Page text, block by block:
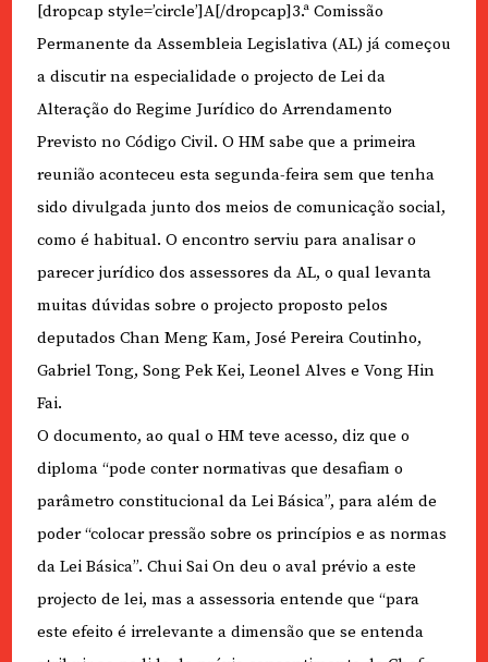
[dropcap style=’circle’]A[/dropcap]3.ª Comissão
Permanente da Assembleia Legislativa (AL) já começou
a discutir na especialidade o projecto de Lei da
Alteração do Regime Jurídico do Arrendamento
Previsto no Código Civil. O HM sabe que a primeira
reunião aconteceu esta segunda-feira sem que tenha
sido divulgada junto dos meios de comunicação social,
como é habitual. O encontro serviu para analisar o
parecer jurídico dos assessores da AL, o qual levanta
muitas dúvidas sobre o projecto proposto pelos
deputados Chan Meng Kam, José Pereira Coutinho,
Gabriel Tong, Song Pek Kei, Leonel Alves e Vong Hin
Fai.
O documento, ao qual o HM teve acesso, diz que o
diploma “pode conter normativas que desafiam o
parâmetro constitucional da Lei Básica”, para além de
poder “colocar pressão sobre os princípios e as normas
da Lei Básica”. Chui Sai On deu o aval prévio a este
projecto de lei, mas a assessoria entende que “para
este efeito é irrelevante a dimensão que se entenda